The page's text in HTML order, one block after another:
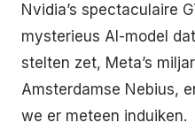
Nvidia’s spectaculaire
mysterieus AI-model
stelten zet, Meta’s
Amsterdamse Nebius,
we er meteen induiken.